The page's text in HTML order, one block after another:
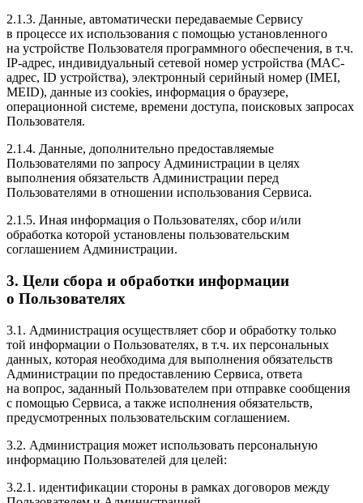
2.1.3. Данные, автоматически передаваемые Сервису
в процессе их использования с помощью установленного
на устройстве Пользователя программного обеспечения, в т.ч.
IP-адрес, индивидуальный сетевой номер устройства (MAC-
адрес, ID устройства), электронный серийный номер (IMEI,
MEID), данные из cookies, информация о браузере,
операционной системе, времени доступа, поисковых запросах
Пользователя.
2.1.4. Данные, дополнительно предоставляемые
Пользователями по запросу Администрации в целях
выполнения обязательств Администрации перед
Пользователями в отношении использования Сервиса.
2.1.5. Иная информация о Пользователях, сбор и/или
обработка которой установлены пользовательским
соглашением Администрации.
3. Цели сбора и обработки информации
о Пользователях
3.1. Администрация осуществляет сбор и обработку только
той информации о Пользователях, в т.ч. их персональных
данных, которая необходима для выполнения обязательств
Администрации по предоставлению Сервиса, ответа
на вопрос, заданный Пользователем при отправке сообщения
с помощью Сервиса, а также исполнения обязательств,
предусмотренных пользовательским соглашением.
3.2. Администрация может использовать персональную
информацию Пользователей для целей:
3.2.1. идентификации стороны в рамках договоров между